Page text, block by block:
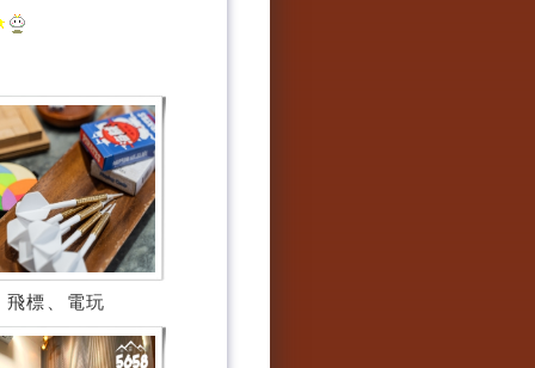
飛標、電玩